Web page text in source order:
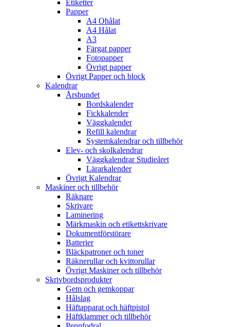
Etiketter
Papper
A4 Ohålat
A4 Hålat
A3
Färgat papper
Fotopapper
Övrigt papper
Övrigt Papper och block
Kalendrar
Årsbundet
Bordskalender
Fickkalender
Väggkalender
Refill kalendrar
Systemkalendrar och tillbehör
Elev- och skolkalendrar
Väggkalendrar Studieåret
Lärarkalender
Övrigt Kalendrar
Maskiner och tillbehör
Räknare
Skrivare
Laminering
Märkmaskin och etikettskrivare
Dokumentförstörare
Batterier
Bläckpatroner och toner
Räknerullar och kvittorullar
Övrigt Maskiner och tillbehör
Skrivbordsprodukter
Gem och gemkoppar
Hålslag
Häftapparat och häftpistol
Häftklammer och tillbehör